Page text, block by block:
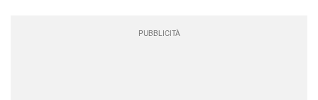
PUBBLICITÀ